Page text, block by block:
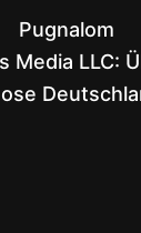
Pugnalom
Media LLC: